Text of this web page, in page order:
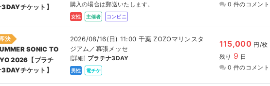
3DAYチケット】
購入の場合は郵送いたします。
女性 主催者 コンビニ
0 件のコメント
決
SONIC TO
2026【プラチ
3DAYチケット】
2026/08/16(日) 11:00 千葉 ZOZOマリンスタ
ジアム／幕張メッセ
[詳細] プラチナ3DAY
男性 電チケ
115,000 円/枚
残り 9 日
0 件のコメント